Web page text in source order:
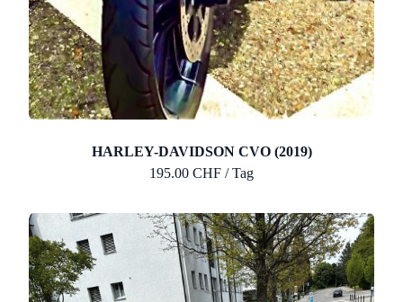
HARLEY-DAVIDSON CVO (2019)
195.00 CHF / Tag